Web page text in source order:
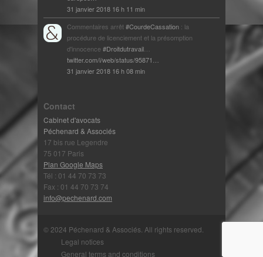
31 janvier 2018 16 h 11 min
Commentaires arrêt#CourdeCassation : la
procédure de licenciement et la présomption
d'innocence#Droitdutravail…
twitter.com/i/web/status/95871…
31 janvier 2018 16 h 08 min
Contact
Cabinet d'avocats
Péchenard & Associés
17 bis rue Legendre
75 017 Paris
Plan Google Maps
Tél : 01 44 70 73 73
Fax : 01 44 70 73 74
info@pechenard.com
© 2024 Péchenard & Associés. All rights reserved.
Legal notices
General terms and conditions